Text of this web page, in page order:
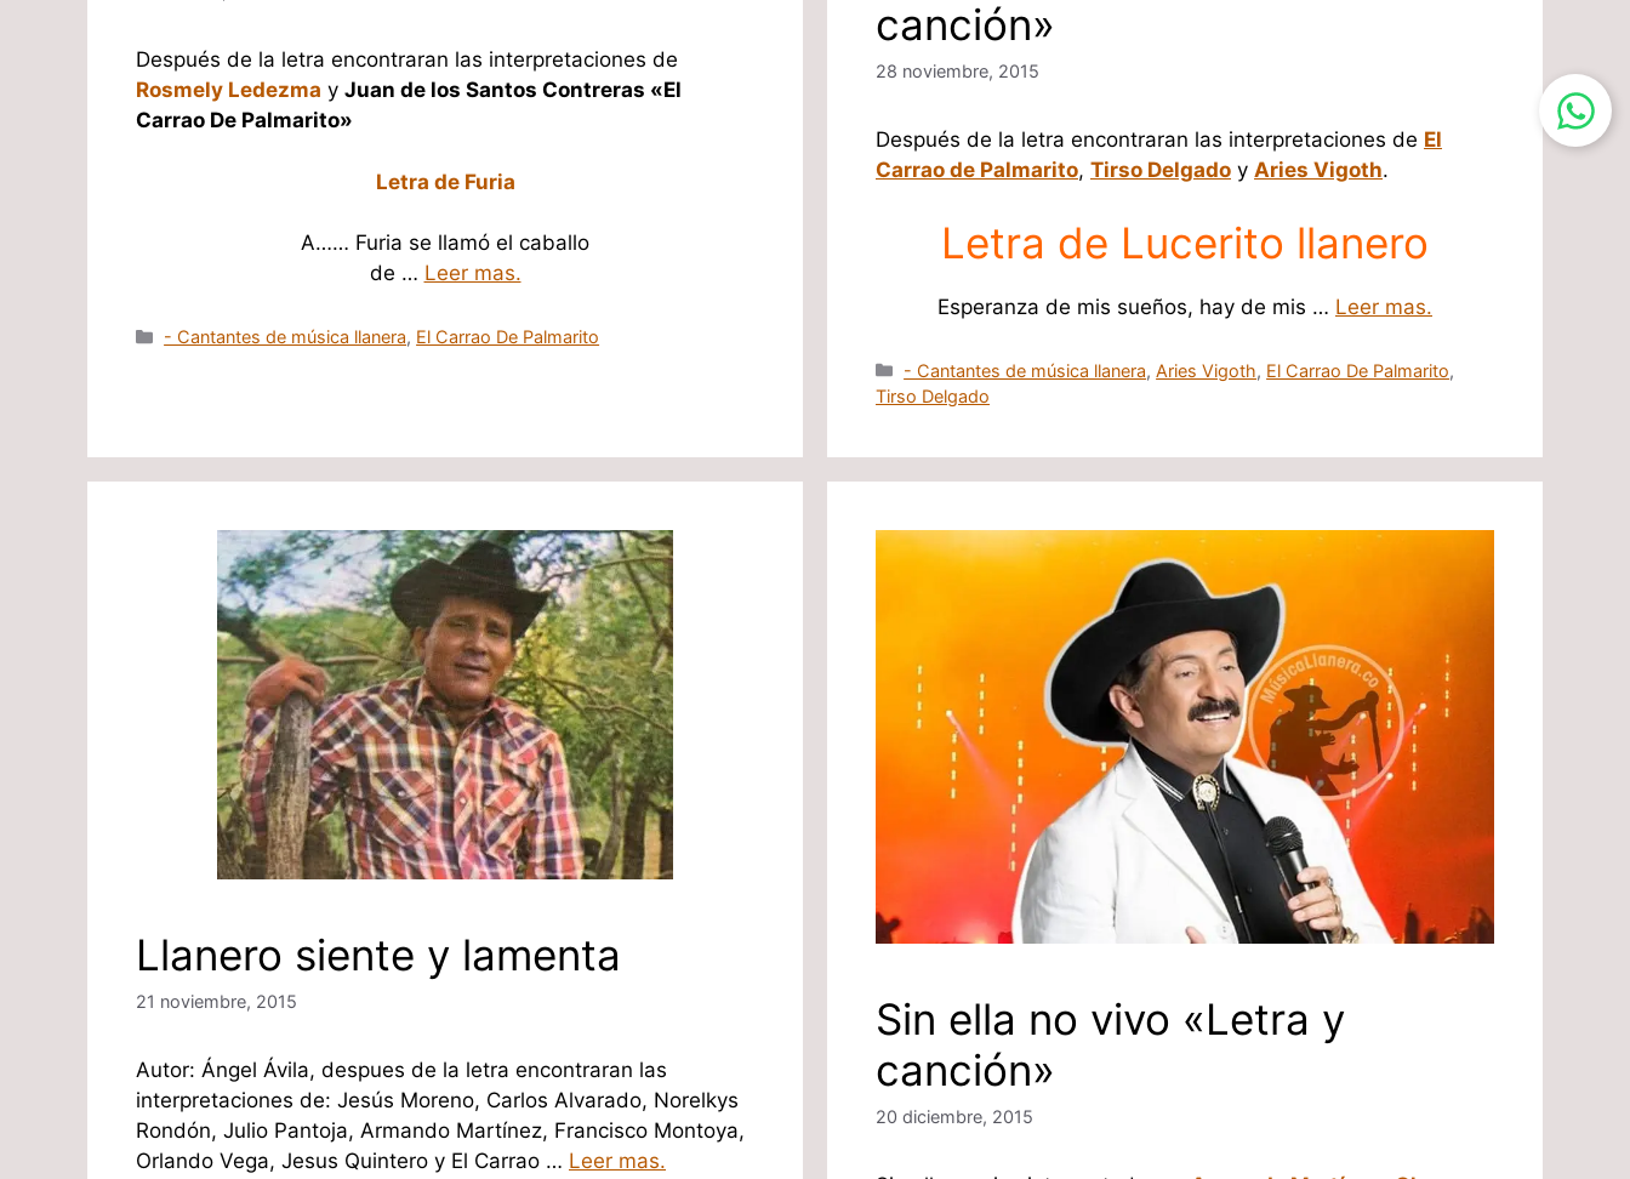
Después de la letra encontraran las interpretaciones de
Rosmely Ledezma y Juan de los Santos Contreras «El
Carrao De Palmarito»
Letra de Furia
A…… Furia se llamó el caballo
de … Leer mas.
Categorías
- Cantantes de música llanera, El Carrao De Palmarito
canción»
28 noviembre, 2015
Después de la letra encontraran las interpretaciones de El
Carrao de Palmarito, Tirso Delgado y Aries Vigoth.
Letra de Lucerito llanero
Esperanza de mis sueños, hay de mis … Leer mas.
Categorías
- Cantantes de música llanera,Aries Vigoth, El Carrao De Palmarito,
Tirso Delgado
Llanero siente y lamenta
21 noviembre, 2015
Autor: Ángel Ávila, despues de la letra encontraran las
interpretaciones de: Jesús Moreno, Carlos Alvarado, Norelkys
Rondón, Julio Pantoja, Armando Martínez, Francisco Montoya,
Orlando Vega, Jesus Quintero y El Carrao … Leer mas.
Sin ella no vivo «Letra y
canción»
20 diciembre, 2015